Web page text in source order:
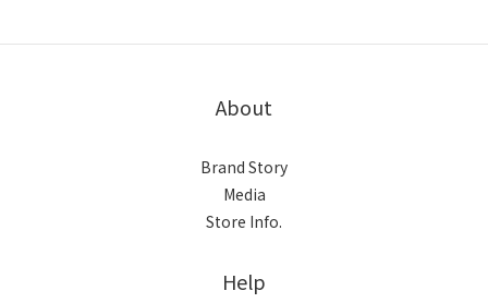
About
Brand Story
Media
Store Info.
Help